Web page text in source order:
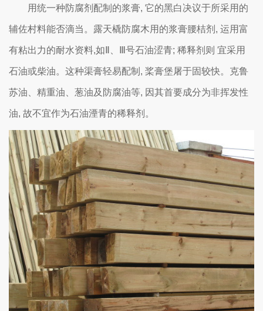
用统一种防腐剂配制的浆膏, 它的黑白决议于所采用的
辅佐村料能否滴当。露天橇防腐木用的浆膏腰桔剂, 运用富
有粘出力的耐水资料,如Ⅱ、Ⅲ号石油涩青; 稀释剂则 宜采用
石油或柴油。这种渠膏轻易配制, 桨膏堡屠于固较快。克鲁
苏油、精重油、葱油及防腐油等, 因其首要成分为非挥发性
油, 故不宜作为石油湮青的稀释剂。